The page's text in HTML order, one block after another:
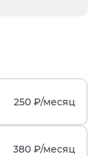
250 ₽/месяц
380 ₽/месяц